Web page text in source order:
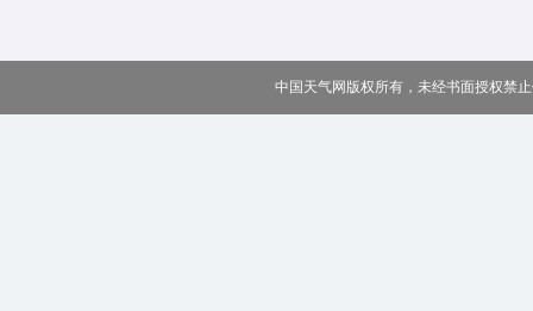
中国天气网版权所有，未经书面授权